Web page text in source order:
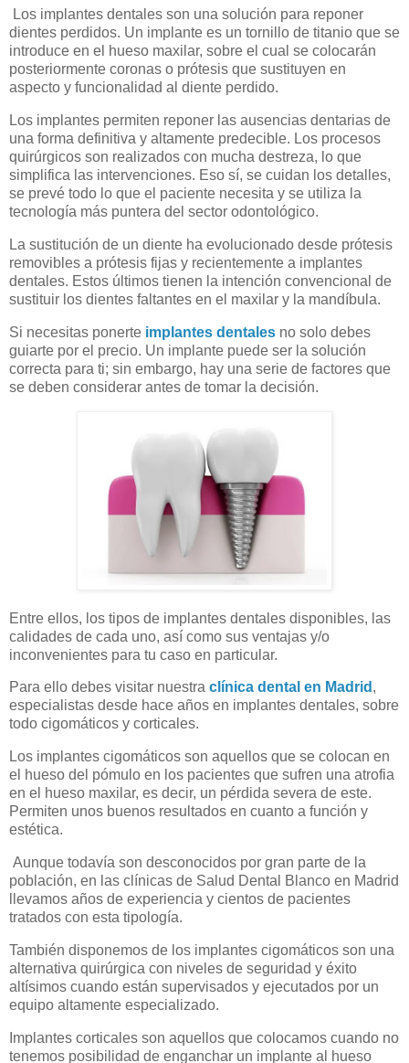
Los implantes dentales son una solución para reponer
dientes perdidos. Un implante es un tornillo de titanio que se
introduce en el hueso maxilar, sobre el cual se colocarán
posteriormente coronas o prótesis que sustituyen en
aspecto y funcionalidad al diente perdido.
Los implantes permiten reponer las ausencias dentarias de
una forma definitiva y altamente predecible. Los procesos
quirúrgicos son realizados con mucha destreza, lo que
simplifica las intervenciones. Eso sí, se cuidan los detalles,
se prevé todo lo que el paciente necesita y se utiliza la
tecnología más puntera del sector odontológico.
La sustitución de un diente ha evolucionado desde prótesis
removibles a prótesis fijas y recientemente a implantes
dentales. Estos últimos tienen la intención convencional de
sustituir los dientes faltantes en el maxilar y la mandíbula.
Si necesitas ponerte implantes dentales no solo debes
guiarte por el precio. Un implante puede ser la solución
correcta para ti; sin embargo, hay una serie de factores que
se deben considerar antes de tomar la decisión.
Entre ellos, los tipos de implantes dentales disponibles, las
calidades de cada uno, así como sus ventajas y/o
inconvenientes para tu caso en particular.
Para ello debes visitar nuestra clínica dental en Madrid ,
especialistas desde hace años en implantes dentales, sobre
todo cigomáticos y corticales.
Los implantes cigomáticos son aquellos que se colocan en
el hueso del pómulo en los pacientes que sufren una atrofia
en el hueso maxilar, es decir, un pérdida severa de este.
Permiten unos buenos resultados en cuanto a función y
estética.
Aunque todavía son desconocidos por gran parte de la
población, en las clínicas de Salud Dental Blanco en Madrid
llevamos años de experiencia y cientos de pacientes
tratados con esta tipología.
También disponemos de los implantes cigomáticos son una
alternativa quirúrgica con niveles de seguridad y éxito
altísimos cuando están supervisados y ejecutados por un
equipo altamente especializado.
Implantes corticales son aquellos que colocamos cuando no
tenemos posibilidad de enganchar un implante al hueso